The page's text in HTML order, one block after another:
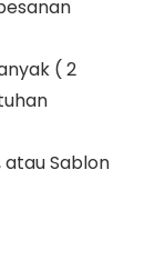
( 2
atau Sablon